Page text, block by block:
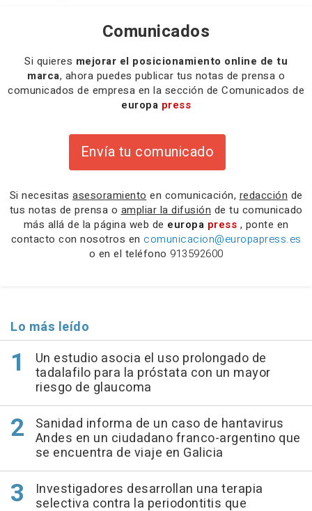
Comunicados
Si quieres mejorar el posicionamiento online de tu
marca, ahora puedes publicar tus notas de prensa o
comunicados de empresa en la sección de Comunicados de
europa press
Envía tu comunicado
Si necesitas asesoramiento en comunicación, redacción de
tus notas de prensa o ampliar la difusión de tu comunicado
más allá de la página web de europa press , ponte en
contacto con nosotros en comunicacion@europapress.es
o en el teléfono 913592600
Lo más leído
Un estudio asocia el uso prolongado de
tadalafilo para la próstata con un mayor
riesgo de glaucoma
Sanidad informa de un caso de hantavirus
Andes en un ciudadano franco-argentino que
se encuentra de viaje en Galicia
Investigadores desarrollan una terapia
selectiva contra la periodontitis que